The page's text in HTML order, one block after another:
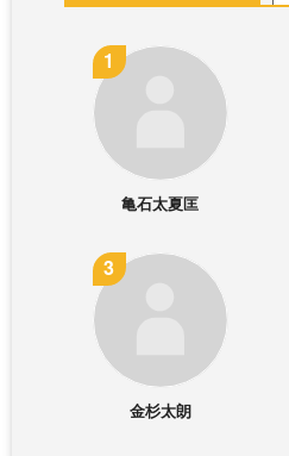
亀石太夏匡
金杉太朗